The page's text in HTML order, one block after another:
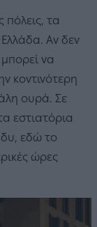
πόλεις, τα
Αν δεν
να
κοντινότερη
ουρά. Σε
εστιατόρια
εδώ το
ώρες